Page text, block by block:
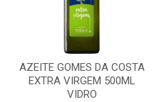
AZEITE GOMES DA COSTA
EXTRA VIRGEM 500ML
VIDRO